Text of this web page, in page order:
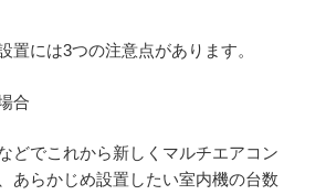
置には3つの注意点があります。
合
どでこれから新しくマルチエアコン
あらかじめ設置したい室内機の台数